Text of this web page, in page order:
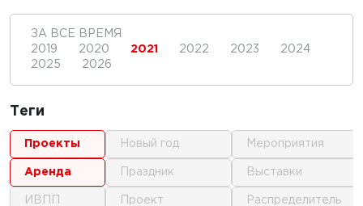
ЗА ВСЕ ВРЕМЯ
2019
2020 2021 2022 2023
2024
2025
2026
Теги
проекты
аренда
ИВПП
новый год
праздник
проект
мероприятия
выставки
распределитель